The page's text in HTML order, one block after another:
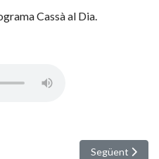
Cassà al Dia.
per a nens i nenes aquesta
Article
Següent